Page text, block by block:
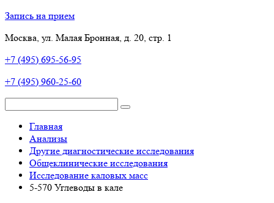
Запись на прием
Москва, ул. Малая Бронная, д. 20, стр. 1
+7 (495) 695-56-95
+7 (495) 960-25-60
Главная
Анализы
Другие диагностические исследования
Общеклинические исследования
Исследование каловых масс
5-570 Углеводы в кале